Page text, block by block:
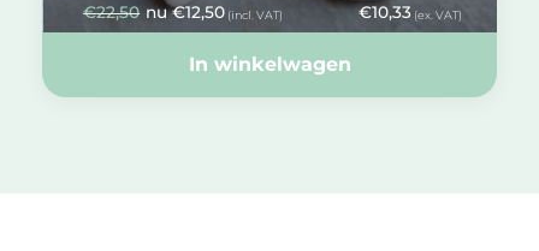
€22,50 nu €12,50 (incl. VAT) €10,33(ex. VAT)
In winkelwagen